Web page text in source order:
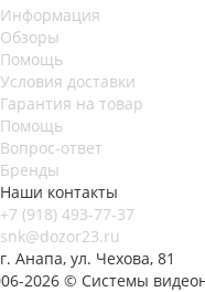
Информация
Обзоры
Помощь
Условия доставки
Гарантия на товар
Помощь
Вопрос-ответ
Бренды
Наши контакты
+7 (918) 493-77-37
snk@dozor23.ru
г. Анапа, ул. Чехова, 81
2026 © Системы